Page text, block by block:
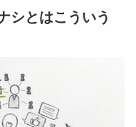
シとはこういう